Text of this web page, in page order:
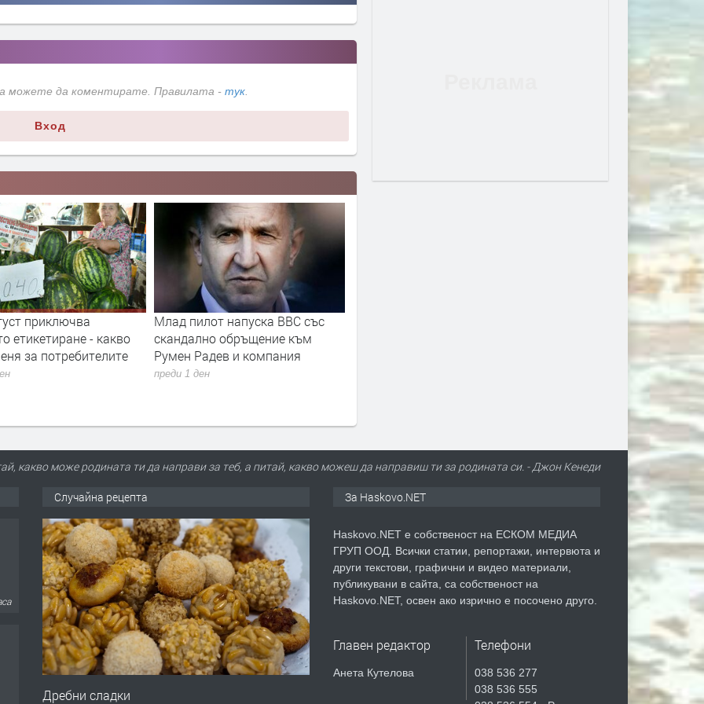
можете да коментирате. Правилата - тук.
Вход
напуска ВВС със
обръщение към
и компания
В Европа се диша по-чист
въздух, но климатът изпраща
все по-тревожни сигнали- В
България показваме как можем
Първите бели щъркели
какво може родината ти да направи за теб, а питай, какво можеш да направиш ти за родината си. - Джон Кенеди
Случайна рецепта
Дребни сладки
За Haskovo.NET
Haskovo.NET е собственост на ЕСКОМ МЕДИА
ГРУП ООД. Всички статии, репортажи, интервюта и
други текстови, графични и видео материали,
публикувани в сайта, са собственост на
Haskovo.NET, освен ако изрично е посочено друго.
Главен редактор
Анета Кутелова
Телефони
038 536 277
038 536 555